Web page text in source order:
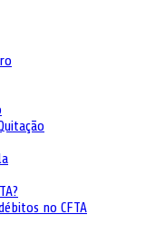
no CFTA